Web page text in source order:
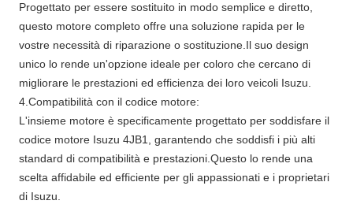
Progettato per essere sostituito in modo semplice e diretto,
questo motore completo offre una soluzione rapida per le
vostre necessità di riparazione o sostituzione.Il suo design
unico lo rende un'opzione ideale per coloro che cercano di
migliorare le prestazioni ed efficienza dei loro veicoli Isuzu.
4.Compatibilità con il codice motore:
L'insieme motore è specificamente progettato per soddisfare il
codice motore Isuzu 4JB1, garantendo che soddisfi i più alti
standard di compatibilità e prestazioni.Questo lo rende una
scelta affidabile ed efficiente per gli appassionati e i proprietari
di Isuzu.